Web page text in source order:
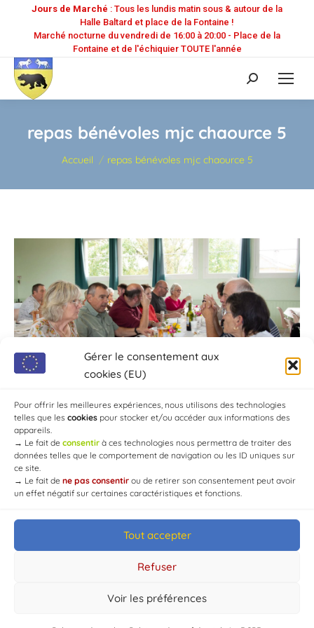
Gérer le consentement aux
cookies (EU)
Pour offrir les meilleures expériences, nous utilisons des technologies
telles que les cookies pour stocker et/ou accéder aux informations des
appareils.
→ Le fait de consentir à ces technologies nous permettra de traiter des
données telles que le comportement de navigation ou les ID uniques sur
ce site.
→ Le fait de ne pas consentir ou de retirer son consentement peut avoir
un effet négatif sur certaines caractéristiques et fonctions.
Tout accepter
Refuser
Voir les préférences
Jours de Marché : Tous les lundis matin sous & autour de la
Halle Baltard et place de la Fontaine !
Marché nocturne du vendredi de 16:00 à 20:00 - Place de la
Fontaine et de l'échiquier TOUTE l'année
Recherche
:
repas bénévoles mjc chaource 5
Vous êtes ici :
Accueil repas bénévoles mjc chaource 5
© Mairie de Chaource [2004-2024] | Tous droits réservés.
Developed byWEB3-DESIGN